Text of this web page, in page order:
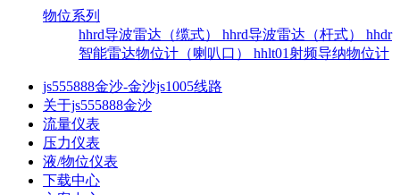
物位系列
hhrd导波雷达（缆式） hhrd导波雷达（杆式） hhdr
智能雷达物位计（喇叭口） hhlt01射频导纳物位计
js555888金沙-金沙js1005线路
关于js555888金沙
流量仪表
压力仪表
液/物位仪表
下载中心